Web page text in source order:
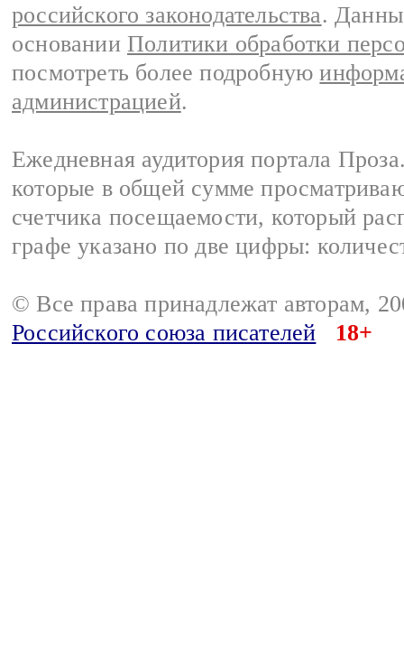
российского законодательства.
основании Политики обработки
посмотреть более подробную
администрацией.
Ежедневная аудитория портала
которые в общей сумме
счетчика посещаемости, который
графе указано по две цифры:
© Все права принадлежат авторам,
Российского союза писателей
18+